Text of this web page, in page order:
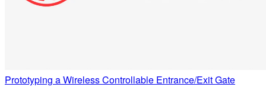
Prototyping a Wireless Controllable Entrance/Exit Gate